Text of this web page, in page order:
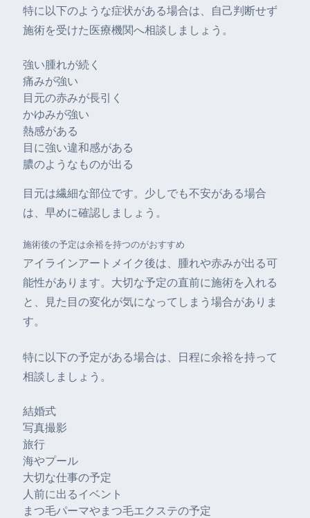
特に以下のような症状がある場合は、自己判断せず
施術を受けた医療機関へ相談しましょう。
強い腫れが続く
痛みが強い
目元の赤みが長引く
かゆみが強い
熱感がある
目に強い違和感がある
膿のようなものが出る
目元は繊細な部位です。少しでも不安がある場合
は、早めに確認しましょう。
施術後の予定は余裕を持つのがおすすめ
アイラインアートメイク後は、腫れや赤みが出る可
能性があります。大切な予定の直前に施術を入れる
と、見た目の変化が気になってしまう場合がありま
す。
特に以下の予定がある場合は、日程に余裕を持って
相談しましょう。
結婚式
写真撮影
旅行
海やプール
大切な仕事の予定
人前に出るイベント
まつ毛パーマやまつ毛エクステの予定